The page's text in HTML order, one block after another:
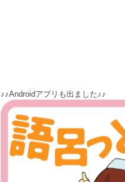
プリも出ました♪♪